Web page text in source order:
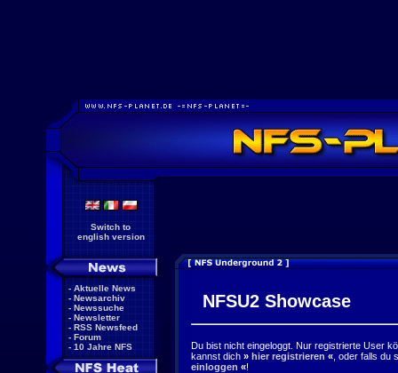
Switch to
english version
- Aktuelle News
- Newsarchiv
- Newssuche
- Newsletter
- RSS Newsfeed
- Forum
- 10 Jahre NFS
NFSU2 Showcase
Du bist nicht eingeloggt. Nur registrierte User
kannst dich » hier registrieren « , oder falls
einloggen «!